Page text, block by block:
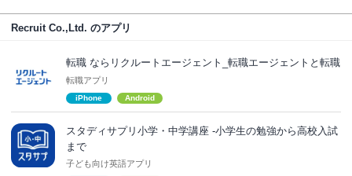
Recruit Co.,Ltd. のアプリ
転職 ならリクルートエージェント_転職エージェントと転職
転職アプリ
iPhone Android
スタディサプリ小学・中学講座 -小学生の勉強から高校入試
まで
子ども向け英語アプリ